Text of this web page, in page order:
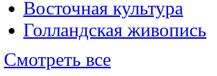
Восточная культура
Голландская живопись
Смотреть все